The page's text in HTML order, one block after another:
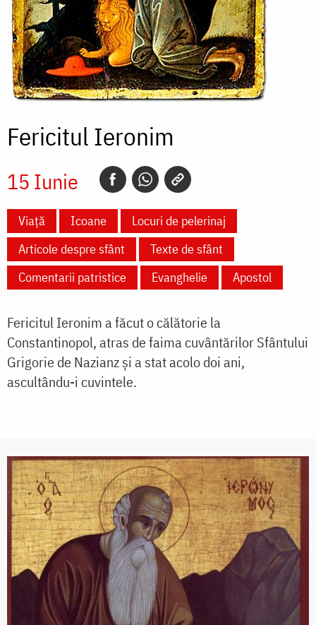
Fericitul Ieronim
15 Iunie
Viață Icoane
Locuri de pelerinaj
Articole despre sfânt
Texte de sfânt
Comentarii patristice
Evanghelie Apostol
Fericitul Ieronim a făcut o călătorie la
Constantinopol, atras de faima cuvântărilor Sfântului
Grigorie de Nazianz și a stat acolo doi ani,
ascultându-i cuvintele.